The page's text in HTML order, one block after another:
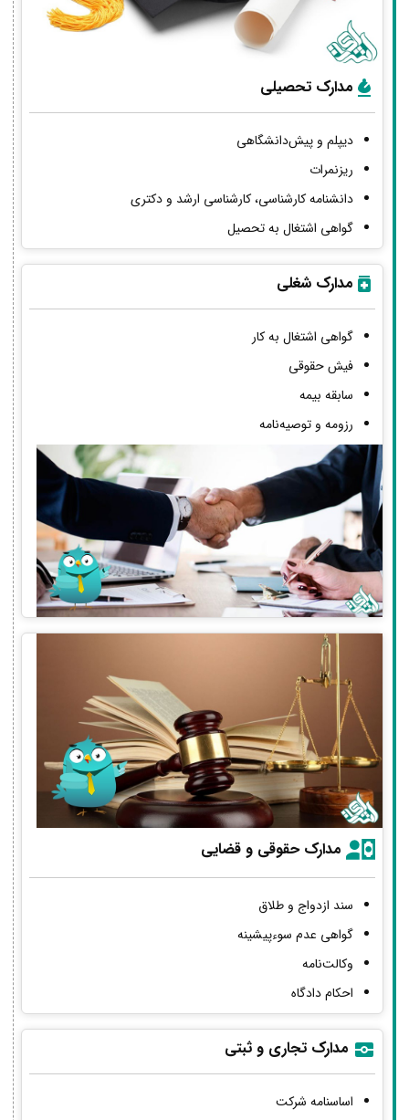
مدارک تحصیلی
دیپلم و پیش‌دانشگاهی
ریزنمرات
دانشنامه کارشناسی، کارشناسی ارشد و دکتری
گواهی اشتغال به تحصیل
مدارک شغلی
گواهی اشتغال به کار
فیش حقوقی
سابقه بیمه
رزومه و توصیه‌نامه
مدارک حقوقی و قضایی
سند ازدواج و طلاق
گواهی عدم سوءپیشینه
وکالت‌نامه
احکام دادگاه
مدارک تجاری و ثبتی
اساسنامه شرکت